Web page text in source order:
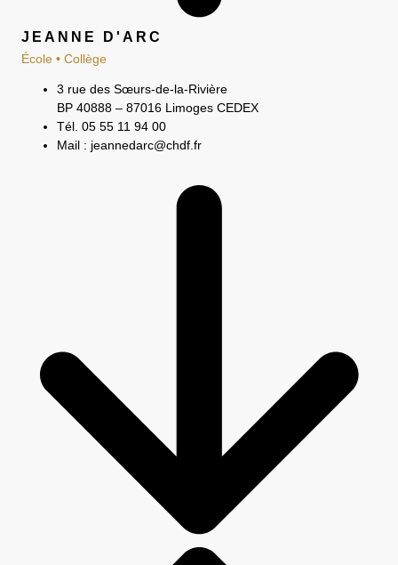
JEANNE D'ARC
École • Collège
3 rue des Sœurs-de-la-Rivière
BP 40888 – 87016 Limoges CEDEX
Tél. 05 55 11 94 00
Mail : jeannedarc@chdf.fr